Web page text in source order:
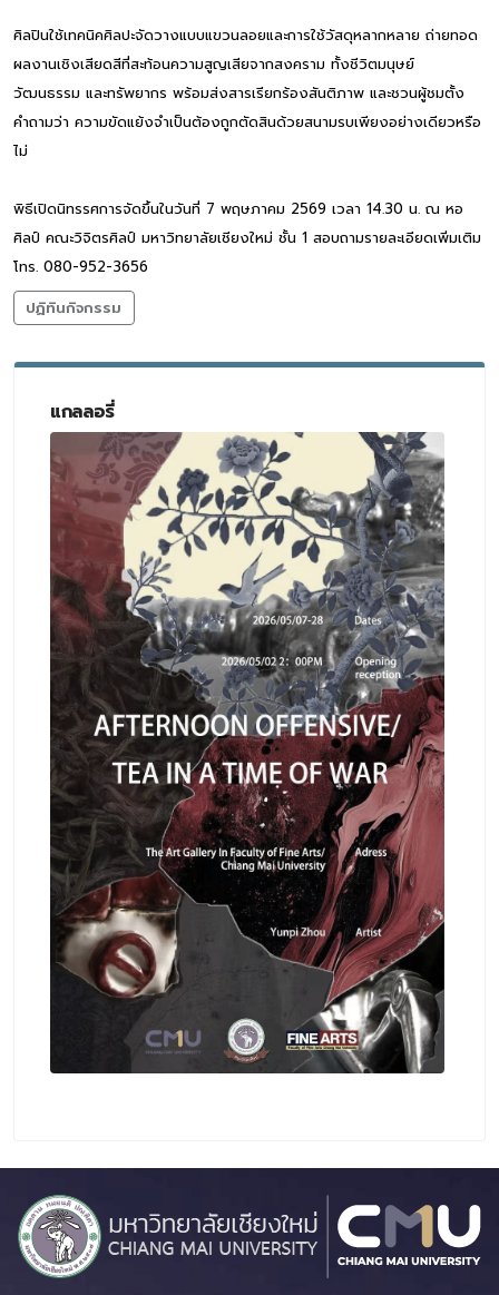
ศิลปินใช้เทคนิคศิลปะจัดวางแบบแขวนลอยและการใช้วัสดุหลากหลาย ถ่ายทอด
ผลงานเชิงเสียดสีที่สะท้อนความสูญเสียจากสงคราม ทั้งชีวิตมนุษย์
วัฒนธรรม และทรัพยากร พร้อมส่งสารเรียกร้องสันติภาพ และชวนผู้ชมตั้ง
คำถามว่า ความขัดแย้งจำเป็นต้องถูกตัดสินด้วยสนามรบเพียงอย่างเดียวหรือ
ไม่
พิธีเปิดนิทรรศการจัดขึ้นในวันที่ 7 พฤษภาคม 2569 เวลา 14.30 น. ณ หอ
ศิลป์ คณะวิจิตรศิลป์ มหาวิทยาลัยเชียงใหม่ ชั้น 1 สอบถามรายละเอียดเพิ่มเติม
โทร. 080-952-3656
ปฏิทินกิจกรรม
แกลลอรี่